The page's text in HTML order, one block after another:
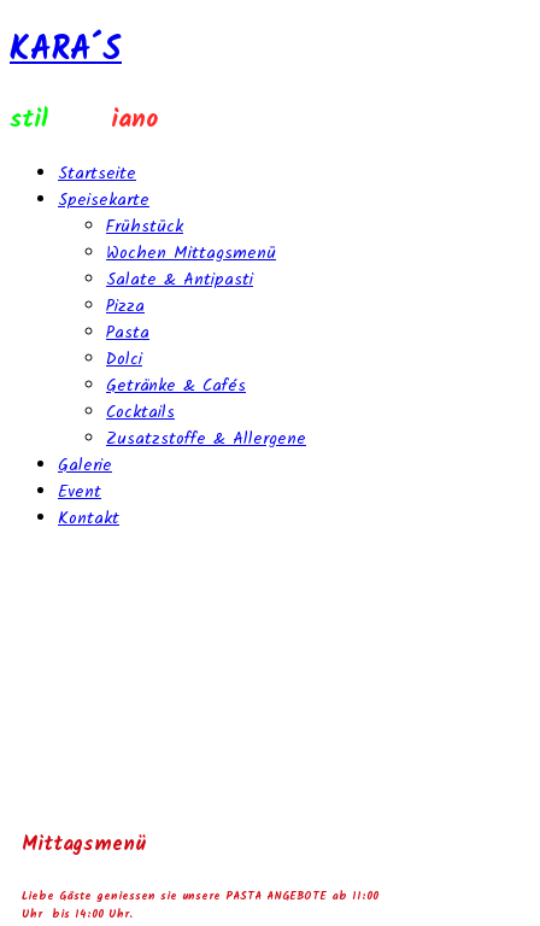
KARA´S
stil iano
Startseite
Speisekarte
Frühstück
Wochen Mittagsmenü
Salate & Antipasti
Pizza
Pasta
Dolci
Getränke & Cafés
Cocktails
Zusatzstoffe & Allergene
Galerie
Event
Kontakt
Mittagsmenü
Liebe Gäste geniessen sie unsere PASTA ANGEBOTE ab 11:00
Uhr bis 14:00 Uhr.